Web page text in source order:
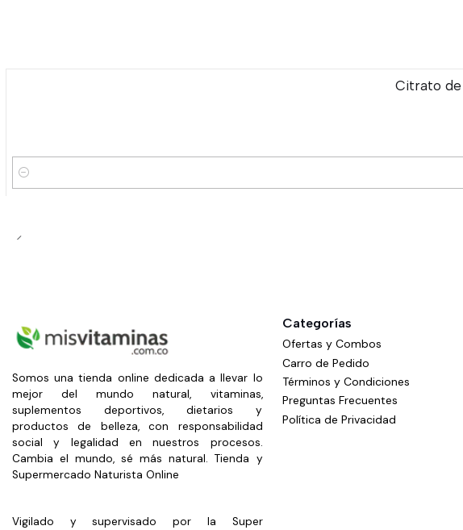
Citrato de
Cantidad
Somos una tienda online dedicada a llevar lo
mejor del mundo natural, vitaminas,
suplementos deportivos, dietarios y
productos de belleza, con responsabilidad
social y legalidad en nuestros procesos.
Cambia el mundo, sé más natural. Tienda y
Supermercado Naturista Online
Vigilado y supervisado por la Super
Categorías
Ofertas y Combos
Carro de Pedido
Términos y Condiciones
Preguntas Frecuentes
Política de Privacidad